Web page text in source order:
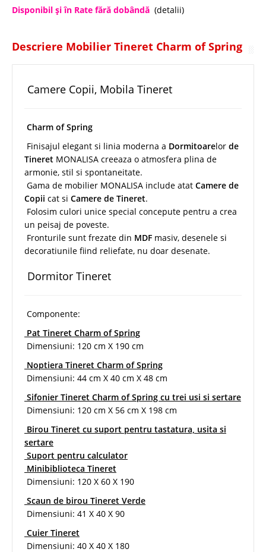
Disponibil şi în Rate fără dobândă (detalii)
Descriere Mobilier Tineret Charm of Spring
Camere Copii, Mobila Tineret
Charm of Spring
Finisajul elegant si linia moderna a Dormitoarelor de
Tineret MONALISA creeaza o atmosfera plina de
armonie, stil si spontaneitate.
Gama de mobilier MONALISA include atat Camere de
Copii cat si Camere de Tineret.
Folosim culori unice special concepute pentru a crea
un peisaj de poveste.
Fronturile sunt frezate din MDF masiv, desenele si
decoratiunile fiind reliefate, nu doar desenate.
Dormitor Tineret
Componente:
Pat Tineret Charm of Spring
Dimensiuni: 120 cm X 190 cm
Noptiera Tineret Charm of Spring
Dimensiuni: 44 cm X 40 cm X 48 cm
Sifonier Tineret Charm of Spring cu trei usi si sertare
Dimensiuni: 120 cm X 56 cm X 198 cm
Birou Tineret cu suport pentru tastatura, usita si
sertare
Suport pentru calculator
Minibiblioteca Tineret
Dimensiuni: 120 X 60 X 190
Scaun de birou Tineret Verde
Dimensiuni: 41 X 40 X 90
Cuier Tineret
Dimensiuni: 40 X 40 X 180